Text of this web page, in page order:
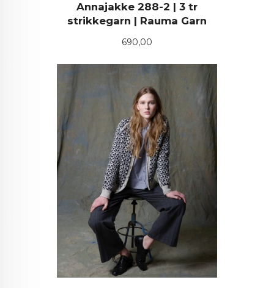
Annajakke 288-2 | 3 tr
strikkegarn | Rauma Garn
Pris
690,00